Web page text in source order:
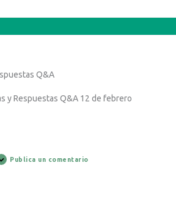
Q&A
y Respuestas Q&A 12 de febrero
Publica un comentario